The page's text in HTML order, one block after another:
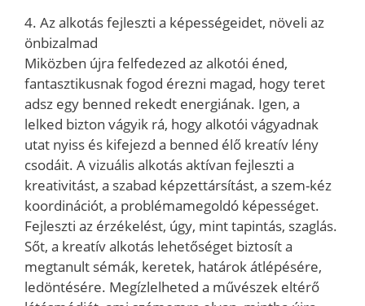
4. Az alkotás fejleszti a képességeidet, növeli az
önbizalmad
Miközben újra felfedezed az alkotói éned,
fantasztikusnak fogod érezni magad, hogy teret
adsz egy benned rekedt energiának. Igen, a
lelked bizton vágyik rá, hogy alkotói vágyadnak
utat nyiss és kifejezd a benned élő kreatív lény
csodáit. A vizuális alkotás aktívan fejleszti a
kreativitást, a szabad képzettársítást, a szem-kéz
koordinációt, a problémamegoldó képességet.
Fejleszti az érzékelést, úgy, mint tapintás, szaglás.
Sőt, a kreatív alkotás lehetőséget biztosít a
megtanult sémák, keretek, határok átlépésére,
ledöntésére. Megízlelheted a művészek eltérő